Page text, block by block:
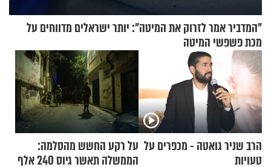
"המדביר אמר לזרוק את המיטה": יותר ישראלים מדווחים על
מכת פשפשי המיטה
הרב שניר גואטה - מכפרים על
טעויות
על רקע החשש מהסלמה:
הממשלה תאשר גיוס 240 אלף